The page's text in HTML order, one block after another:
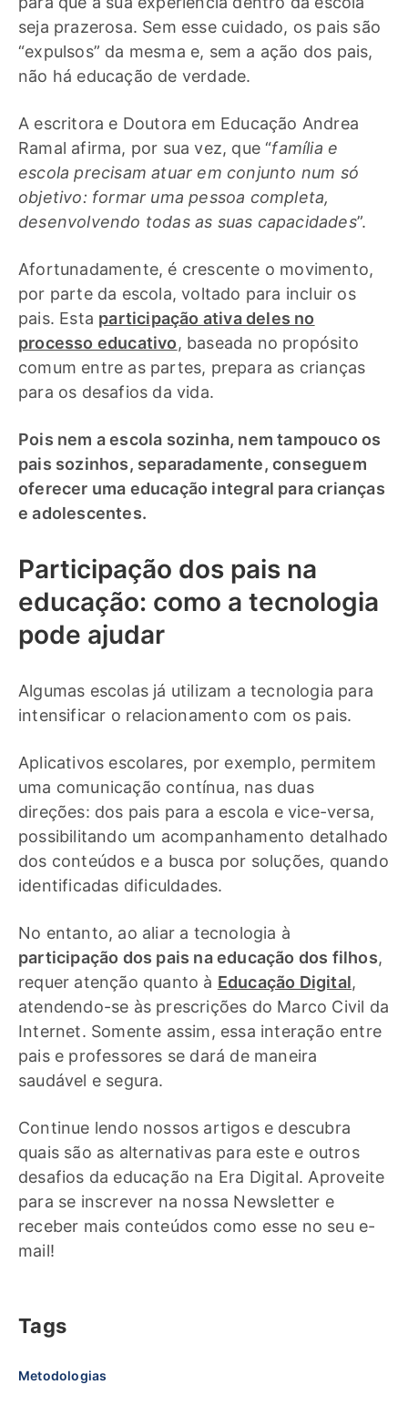
seja prazerosa. Sem esse cuidado, os pais são
“expulsos” da mesma e, sem a ação dos pais,
não há educação de verdade.
A escritora e Doutora em Educação Andrea
Ramal afirma, por sua vez, que “família e
escola precisam atuar em conjunto num só
objetivo: formar uma pessoa completa,
desenvolvendo todas as suas capacidades”.
Afortunadamente, é crescente o movimento,
por parte da escola, voltado para incluir os
pais. Esta participação ativa deles no
processo educativo, baseada no propósito
comum entre as partes, prepara as crianças
para os desafios da vida.
Pois nem a escola sozinha, nem tampouco os
pais sozinhos, separadamente, conseguem
oferecer uma educação integral para crianças
e adolescentes.
Participação dos pais na
educação: como a tecnologia
pode ajudar
Algumas escolas já utilizam a tecnologia para
intensificar o relacionamento com os pais.
Aplicativos escolares, por exemplo, permitem
uma comunicação contínua, nas duas
direções: dos pais para a escola e vice-versa,
possibilitando um acompanhamento detalhado
dos conteúdos e a busca por soluções, quando
identificadas dificuldades.
No entanto, ao aliar a tecnologia à
participação dos pais na educação dos filhos,
requer atenção quanto à Educação Digital,
atendendo-se às prescrições do Marco Civil da
Internet. Somente assim, essa interação entre
pais e professores se dará de maneira
saudável e segura.
Continue lendo nossos artigos e descubra
quais são as alternativas para este e outros
desafios da educação na Era Digital. Aproveite
para se inscrever na nossa Newsletter e
receber mais conteúdos como esse no seu e-
mail!
Tags
Metodologias